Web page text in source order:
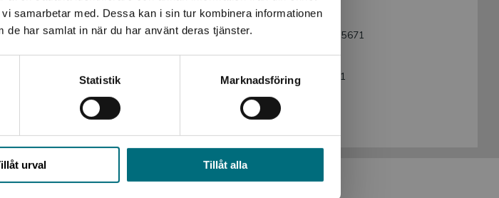
samarbetar med. Dessa kan i sin tur kombinera informationen
de har samlat in när du har använt deras tjänster.
Statistik Marknadsföring
urval Tillåt alla
slutföra ett köp måste
LIX:
13
ISBN:
9789175675671
Utgivningsår:
2016
Artikelnummer:
41518-EB01
Upplaga:
Sidantal: